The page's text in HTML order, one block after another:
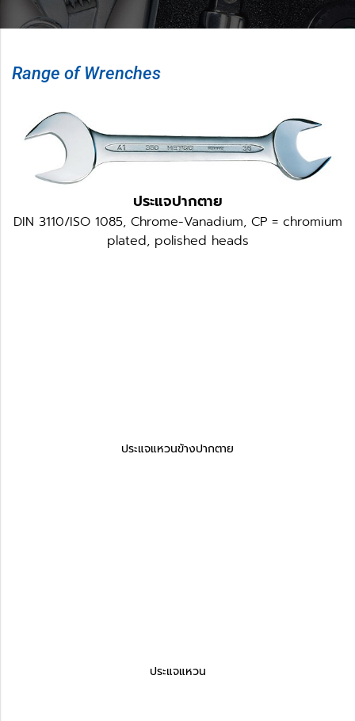
Range of Wrenches
ประแจปากตาย
DIN 3110/ISO 1085, Chrome-Vanadium, CP = chromium
plated, polished heads
ประแจแหวนข้างปากตาย
ประแจแหวน